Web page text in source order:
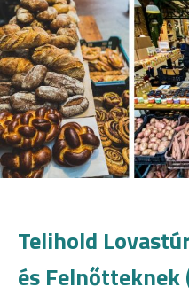
Telihold
és Felnőtteknek